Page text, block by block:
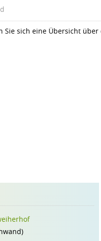
Sie sich eine Übersicht